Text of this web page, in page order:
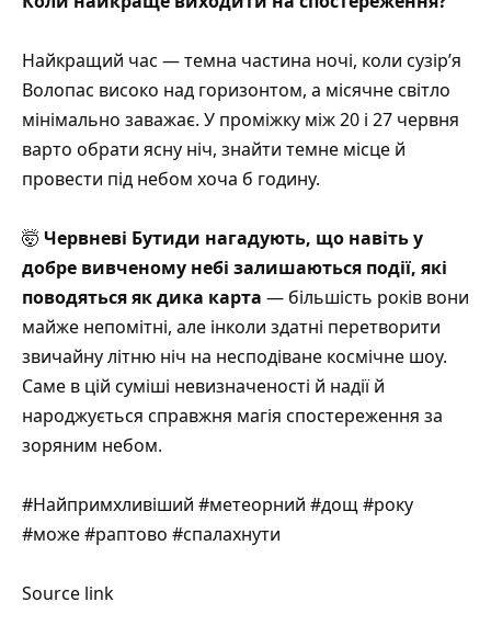
Найкращий час — темна частина ночі, коли сузір’я
Волопас високо над горизонтом, а місячне світло
мінімально заважає. У проміжку між 20 і 27 червня
варто обрати ясну ніч, знайти темне місце й
провести під небом хоча б годину.
🤯 Червневі Бутиди нагадують, що навіть у
добре вивченому небі залишаються події, які
поводяться як дика карта — більшість років вони
майже непомітні, але інколи здатні перетворити
звичайну літню ніч на несподіване космічне шоу.
Саме в цій суміші невизначеності й надії й
народжується справжня магія спостереження за
зоряним небом.
#Найпримхливіший #метеорний #дощ #року
#може #раптово #спалахнути
Source link